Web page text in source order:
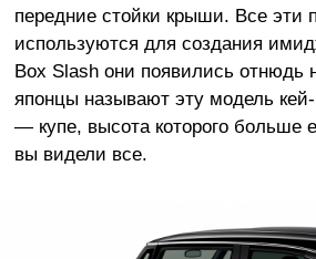
передние стойки крыши. Все эти
используются для создания
Box Slash они появились отнюдь
японцы называют эту модель
— купе, высота которого больше
вы видели все.